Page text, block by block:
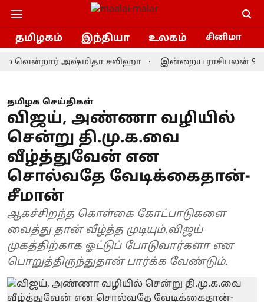
தமிழகம் இந்தியா உலகம் சினிமா
அஷ்மிதா சலிஹா இன்றைய ராசிபலன் 9.8.2026:
தமிழக செய்திகள்
விஜய், அண்ணா வழியில்
சென்று தி.மு.க.வை
வீழ்த்துவேன் என
சொல்வதே வேடிக்கைதான்-
சீமான்
ஆகச்சிறந்த கொள்கை கோட்பாடுகளை
வைத்து தான் வீழ்த்த முடியும்.விஜய்
முகத்திற்காக ஓட்டுப் போடுவார்களா என
பொறுத்திருந்துதான் பார்க்க வேண்டும்.